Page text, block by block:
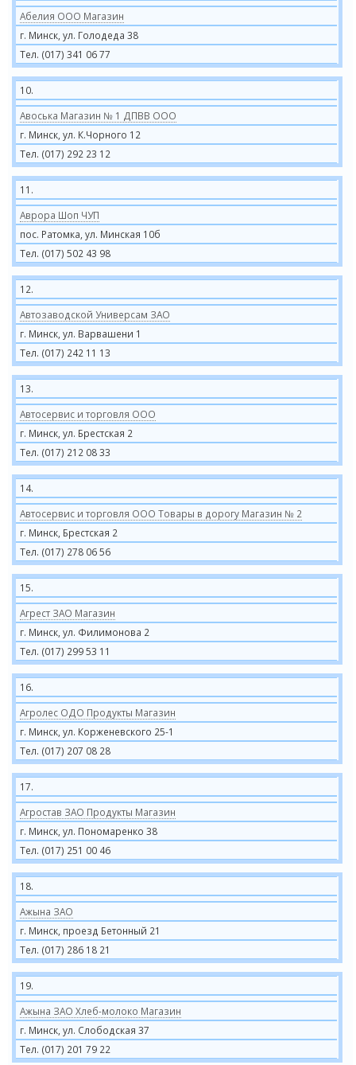
Абелия ООО Магазин
г. Минск, ул. Голодеда 38
Тел. (017) 341 06 77
10.
Авоська Магазин № 1 ДПВВ ООО
г. Минск, ул. К.Чорного 12
Тел. (017) 292 23 12
11.
Аврора Шоп ЧУП
пос. Ратомка, ул. Минская 10б
Тел. (017) 502 43 98
12.
Автозаводской Универсам ЗАО
г. Минск, ул. Варвашени 1
Тел. (017) 242 11 13
13.
Автосервис и торговля ООО
г. Минск, ул. Брестская 2
Тел. (017) 212 08 33
14.
Автосервис и торговля ООО Товары в дорогу Магазин № 2
г. Минск, Брестская 2
Тел. (017) 278 06 56
15.
Агрест ЗАО Магазин
г. Минск, ул. Филимонова 2
Тел. (017) 299 53 11
16.
Агролес ОДО Продукты Магазин
г. Минск, ул. Корженевского 25-1
Тел. (017) 207 08 28
17.
Агростав ЗАО Продукты Магазин
г. Минск, ул. Пономаренко 38
Тел. (017) 251 00 46
18.
Ажына ЗАО
г. Минск, проезд Бетонный 21
Тел. (017) 286 18 21
19.
Ажына ЗАО Хлеб-молоко Магазин
г. Минск, ул. Слободская 37
Тел. (017) 201 79 22